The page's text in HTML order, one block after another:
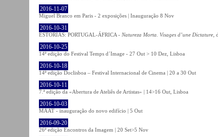
2016-11-07
Miguel Branco em Paris - 2 exposições | Inauguração 8 Nov
2016-10-31
ESTÓRIAS: PORTUGAL-ÁFRICA - Natureza Morta. Visages d’une Dictature
2016-10-25
14ª edição do Festival Temps d´Image - 27 Out > 10 Dez, Lisboa
2016-10-18
14ª edição Doclisboa – Festival Internacional de Cinema | 20 a 30 Out
2016-10-11
7.ª edição da «Abertura de Ateliês de Artistas» | 14>16 Out, Lisboa
2016-10-03
MAAT - inauguração do novo edifício | 5 Out
2016-09-20
26ª edição Encontros da Imagem | 20 Set>5 Nov